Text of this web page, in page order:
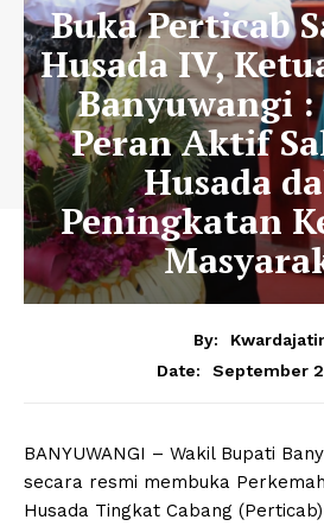
Buka Perticab
Husada IV,
Banyuwangi
Peran Aktif
Husada
Peningkatan
By:
Date:
September
BANYUWANGI – Wakil Bupati
secara resmi membuka
Husada Tingkat Cabang